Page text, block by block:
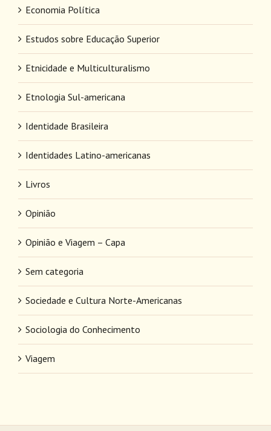
Economia Política
Estudos sobre Educação Superior
Etnicidade e Multiculturalismo
Etnologia Sul-americana
Identidade Brasileira
Identidades Latino-americanas
Livros
Opinião
Opinião e Viagem – Capa
Sem categoria
Sociedade e Cultura Norte-Americanas
Sociologia do Conhecimento
Viagem